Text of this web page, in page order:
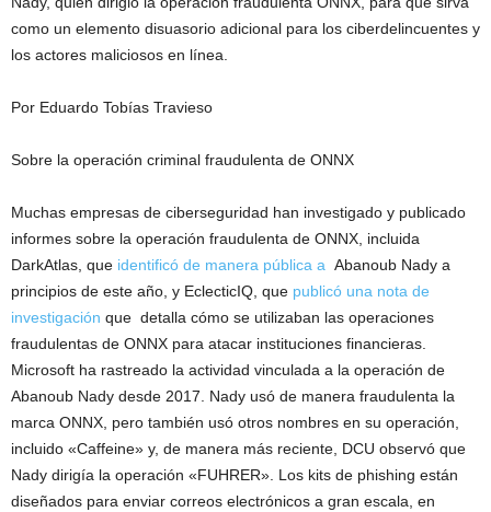
como un elemento disuasorio adicional para los ciberdelincuentes y
los actores maliciosos en línea.
Por Eduardo Tobías Travieso
Sobre la operación criminal fraudulenta de ONNX
Muchas empresas de ciberseguridad han investigado y publicado
informes sobre la operación fraudulenta de ONNX, incluida
DarkAtlas, que identificó de manera pública a Abanoub Nady a
principios de este año, y EclecticIQ, que publicó una nota de
investigación que detalla cómo se utilizaban las operaciones
fraudulentas de ONNX para atacar instituciones financieras.
Microsoft ha rastreado la actividad vinculada a la operación de
Abanoub Nady desde 2017. Nady usó de manera fraudulenta la
marca ONNX, pero también usó otros nombres en su operación,
incluido «Caffeine» y, de manera más reciente, DCU observó que
Nady dirigía la operación «FUHRER». Los kits de phishing están
diseñados para enviar correos electrónicos a gran escala, en